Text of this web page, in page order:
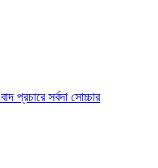
প্রচারে সর্বদা সোচ্চার